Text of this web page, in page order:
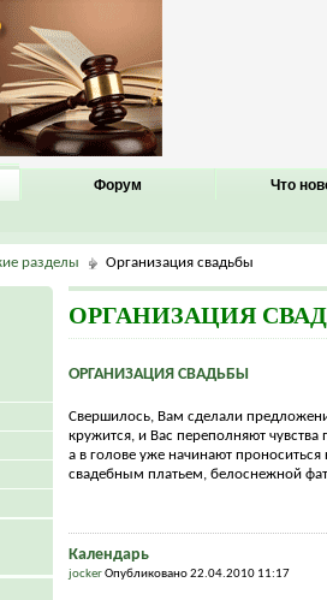
Форум Что
разделы Организация свадьбы
ОРГАНИЗАЦИЯ
ОРГАНИЗАЦИЯ СВАДЬБЫ
Свершилось, Вам сделали
кружится, и Вас переполняют чувства
а в голове уже начинают
свадебным платьем, белоснежной
Календарь
jockerОпубликовано 22.04.2010 11:17